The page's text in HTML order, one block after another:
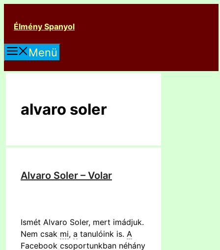
tartalomba
Élmény Spanyol
Menü
alvaro soler
Alvaro Soler – Volar
Ismét Alvaro Soler, mert imádjuk.
Nem csak mi, a tanulóink is. A
Facebook csoportunkban néhány